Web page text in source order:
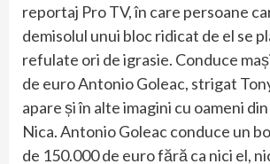
reportaj Pro TV, în care persoane
demisolul unui bloc ridicat de el se
refulate ori de igrasie. Conduce
de euro Antonio Goleac, strigat
apare și în alte imagini cu oameni
Nica. Antonio Goleac conduce un
de 150.000 de euro fără ca nici el,